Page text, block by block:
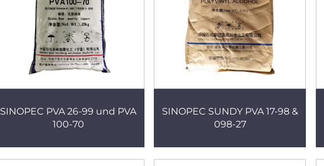
SINOPEC PVA 26-99 und PVA
100-70
SINOPEC SUNDY PVA 17-98 &
098-27